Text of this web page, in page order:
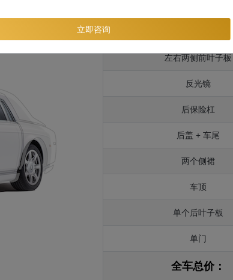
左右两侧前叶子板
反光镜
后保险杠
后盖 + 车尾
两个侧裙
车顶
单个后叶子板
单门
全车总价：
立即咨询